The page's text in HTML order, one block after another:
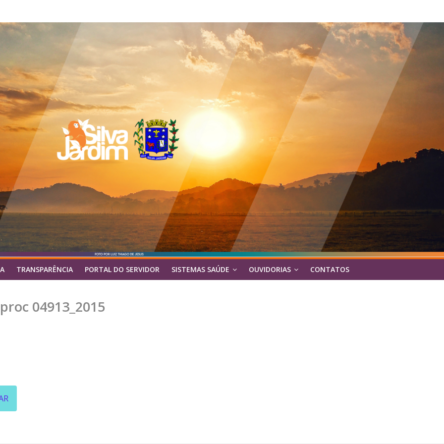
TRANSPARÊNCIA PORTAL DO SERVIDOR SISTEMAS SAÚDE OUVIDORIAS CONTATOS
04913_2015